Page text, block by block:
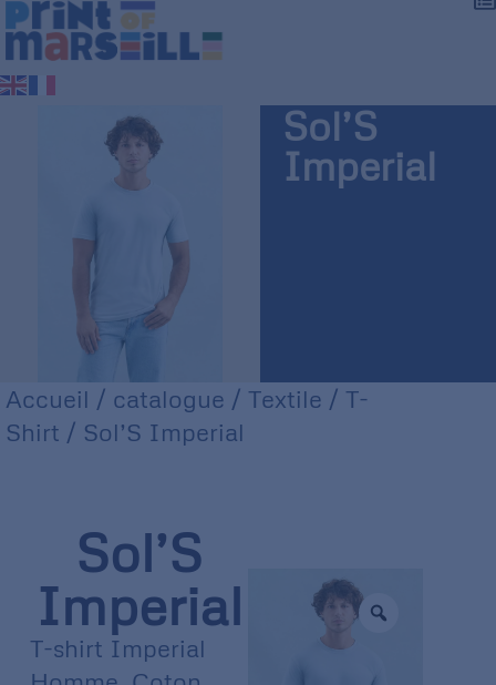
Sol’S
Imperial
Accueil / catalogue / Textile / T-
Shirt / Sol’S Imperial
Sol’S
Imperial
T-shirt Imperial